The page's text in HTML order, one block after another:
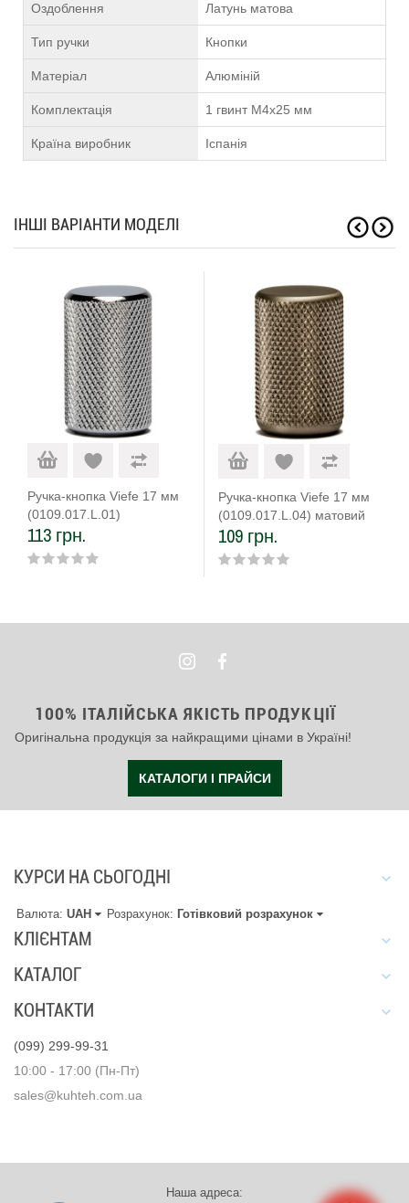
Оздоблення Латунь матова
Тип ручки Кнопки
Матеріал Алюміній
Комплектація 1 гвинт М4х25 мм
Країна виробник Іспанія
ІНШІ ВАРІАНТИ МОДЕЛІ
Ручка-кнопка Viefe 17 мм
(0109.017.L.01)
113 грн.
Ручка-кнопка Viefe 17 мм
(0109.017.L.04) матовий
анодований
109 грн.
100% ІТАЛІЙСЬКА ЯКІСТЬ ПРОДУКЦІЇ
Оригінальна продукція за найкращими цінами в Україні!
КАТАЛОГИ І ПРАЙСИ
КУРСИ НА СЬОГОДНІ
Валюта: UAH Розрахунок: Готівковий розрахунок
КЛІЄНТАМ
КАТАЛОГ
КОНТАКТИ
(099) 299-99-31
10:00 - 17:00 (Пн-Пт)
sales@kuhteh.com.ua
Наша адреса: